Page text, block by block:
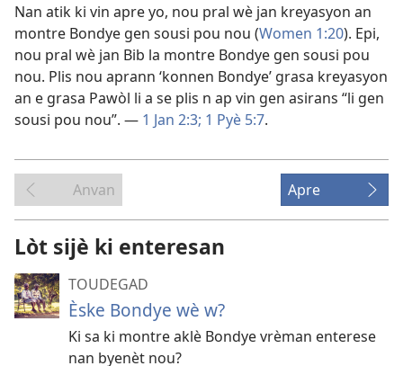
Nan atik ki vin apre yo, nou pral wè jan kreyasyon an
montre Bondye gen sousi pou nou (Women 1:20). Epi,
nou pral wè jan Bib la montre Bondye gen sousi pou
nou. Plis nou aprann ‘konnen Bondye’ grasa kreyasyon
an e grasa Pawòl li a se plis n ap vin gen asirans “li gen
sousi pou nou”. — 1 Jan 2:3; 1 Pyè 5:7.
Anvan Apre
Lòt sijè ki enteresan
TOUDEGAD
Èske Bondye wè w?
Ki sa ki montre aklè Bondye vrèman enterese
nan byenèt nou?